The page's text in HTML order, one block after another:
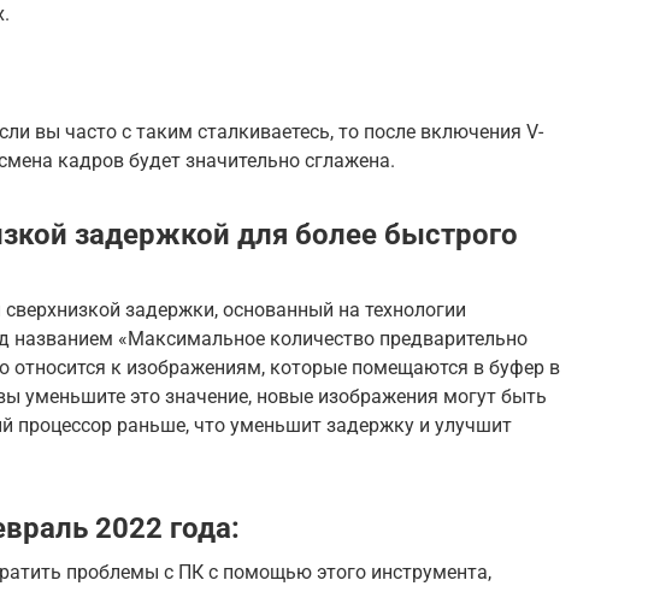
вы часто с таким сталкиваетесь, то после включения V-
кадров будет значительно сглажена.
задержкой для более быстрого
задержки, основанный на технологии
названием «Максимальное количество предварительно
относится к изображениям, которые помещаются в буфер в
уменьшите это значение, новые изображения могут быть
процессор раньше, что уменьшит задержку и улучшит
2022 года:
проблемы с ПК с помощью этого инструмента,